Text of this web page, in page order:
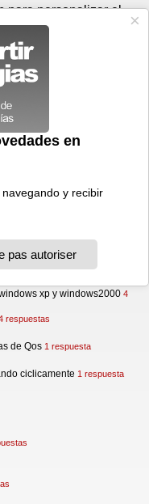
Hacer una pregunta
Microsoft Office
xp y windows2000 4
respuestas
de Qos 1 respuesta
ciclicamente 1 respuesta
Conectar
para personalizar el
funciones de medios
compartimos
sitio web con nuestros
y de análisis